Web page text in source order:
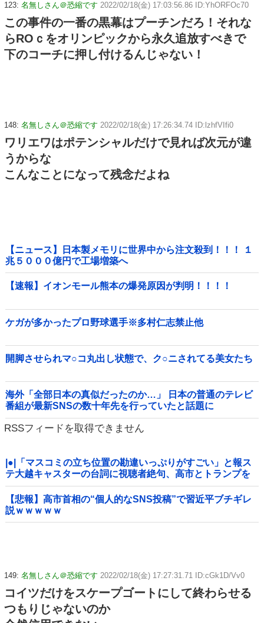
123: 名無しさん＠恐縮です 2022/02/18(金) 17:03:56.86 ID:YhORFOc70
この事件の一番の黒幕はプーチンだろ！それな
らROｃをオリンピックから永久追放すべきで
下のコーチに押し付けるんじゃない！
148: 名無しさん＠恐縮です 2022/02/18(金) 17:26:34.74 ID:lzhfVIfi0
ワリエワはポテンシャルだけで見れば次元が違
うからな
こんなことになって残念だよね
【ニュース】日本製メモリに世界中から注文殺到！！！ １
兆５０００億円で工場増築へ
【速報】イオンモール熊本の爆発原因が判明！！！！
ケガが多かったプロ野球選手※多村仁志禁止他
開脚させられマ○コ丸出し状態で、ク○ニされてる美女たち
海外「全部日本の真似だったのか…」 日本の普通のテレビ
番組が最新SNSの数十年先を行っていたと話題に
RSSフィードを取得できません
|●|「マスコミの立ち位置の勘違いっぷりがすごい」と報ス
テ大越キャスターの台詞に視聴者絶句、高市とトランプを
同列視させようという思惑がひしひしと
【悲報】高市首相の“個人的なSNS投稿”で習近平ブチギレ
説ｗｗｗｗｗ
149: 名無しさん＠恐縮です 2022/02/18(金) 17:27:31.71 ID:cGk1D/Vv0
コイツだけをスケープゴートにして終わらせる
つもりじゃないのか